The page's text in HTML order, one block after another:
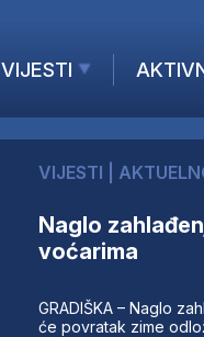
VIJESTI
AKTUELNO
KOMPANIJE
FINANSIJE
IZ STRANIH MEDIJA
VIJESTI
Naglo
voćarima
GRADIŠKA – Naglo
će povratak zime